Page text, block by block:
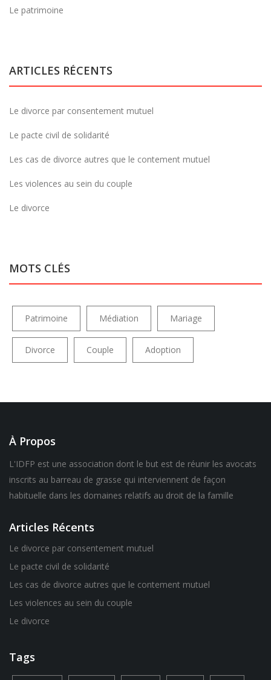
Le patrimoine
ARTICLES RÉCENTS
Le divorce par consentement mutuel
Le pacte civil de solidarité
Les cas de divorce autres que le contement mutuel
Les violences au sein du couple
Le divorce
MOTS CLÉS
Patrimoine Médiation Mariage
Divorce Couple Adoption
À Propos
L'IDFP est une association dont le but est de réunir les avocats
inscrits au barreau de grasse qui interviennent de façon
habituelle dans les domaines relatifs au droit de la famille
Articles Récents
Le divorce par consentement mutuel
Le pacte civil de solidarité
Les cas de divorce autres que le contement mutuel
Les violences au sein du couple
Le divorce
Tags